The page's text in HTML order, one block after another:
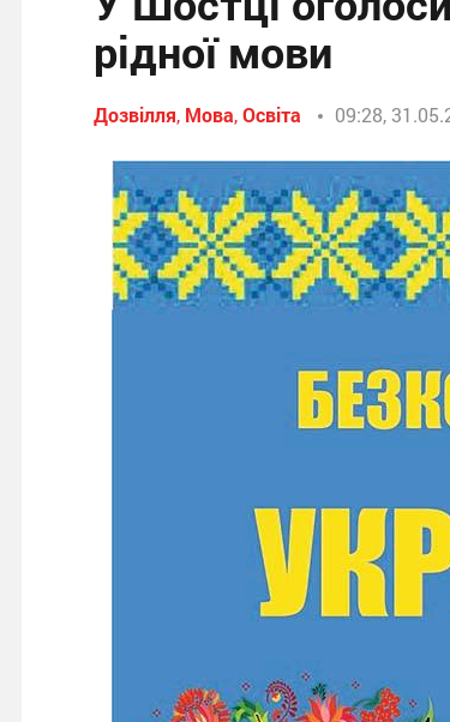
рідної мови
Дозвілля, Мова,Освіта 09:28,